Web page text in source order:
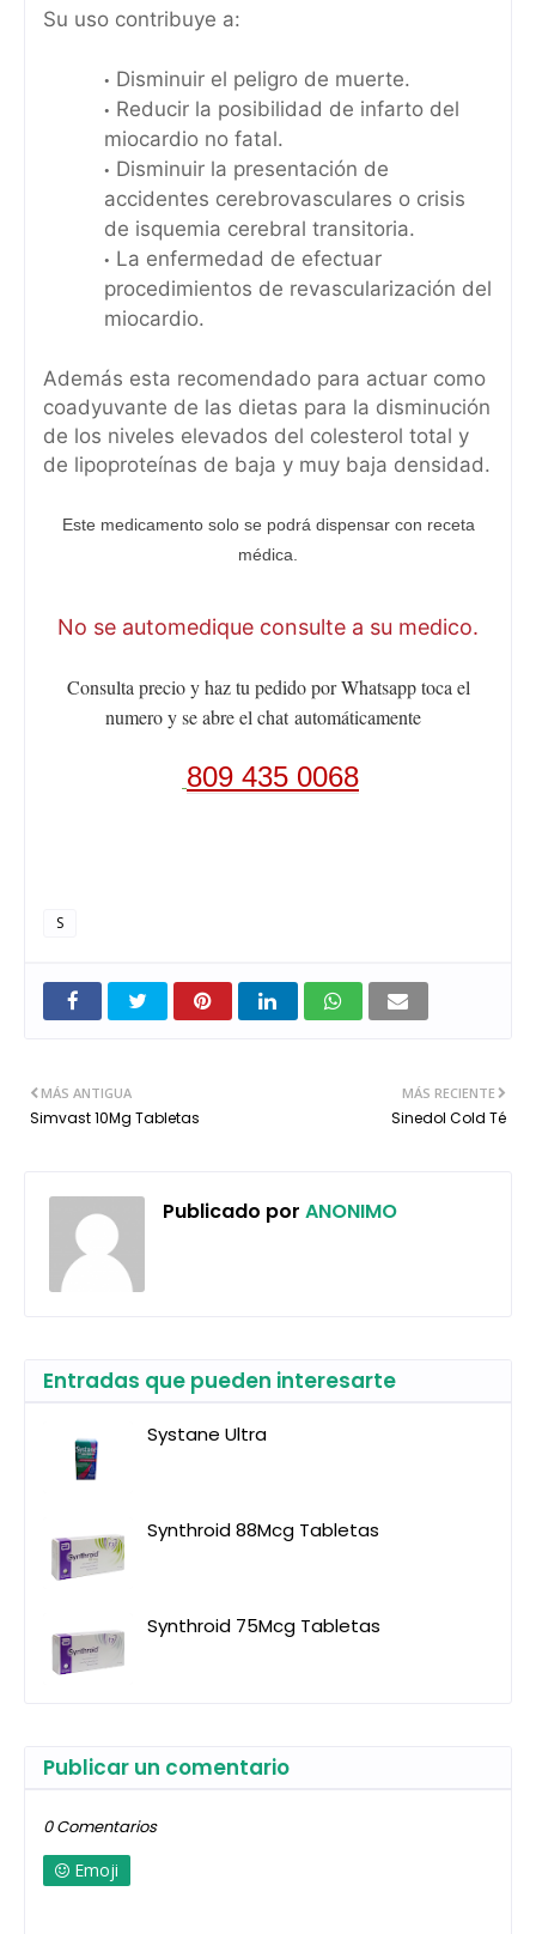
Su uso contribuye a:
Disminuir el peligro de muerte.
Reducir la posibilidad de infarto del
miocardio no fatal.
Disminuir la presentación de
accidentes cerebrovasculares o crisis
de isquemia cerebral transitoria.
La enfermedad de efectuar
procedimientos de revascularización del
miocardio.
Además esta recomendado para actuar como
coadyuvante de las dietas para la disminución
de los niveles elevados del colesterol total y
de lipoproteínas de baja y muy baja densidad.
Este medicamento solo se podrá dispensar con receta
médica.
No se automedique consulte a su medico.
Consulta precio y haz tu pedido por Whatsapp toca el
numero y se abre el chatautomáticamente
809 435 0068
S
MÁS RECIENTE
Sinedol Cold Té
MÁS ANTIGUA
Simvast 10Mg Tabletas
Publicado por ANONIMO
Entradas que pueden interesarte
Systane Ultra
Synthroid 88Mcg Tabletas
Synthroid 75Mcg Tabletas
Publicar un comentario
0 Comentarios
Emoji